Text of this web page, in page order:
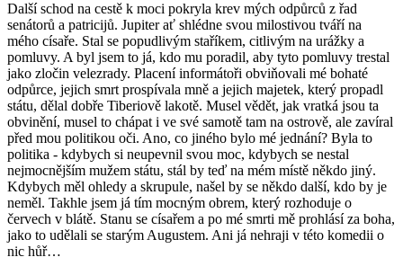
Další schod na cestě k moci pokryla krev mých odpůrců z řad
senátorů a patricijů. Jupiter ať shlédne svou milostivou tváří na
mého císaře. Stal se popudlivým staříkem, citlivým na urážky a
pomluvy. A byl jsem to já, kdo mu poradil, aby tyto pomluvy trestal
jako zločin velezrady. Placení informátoři obviňovali mé bohaté
odpůrce, jejich smrt prospívala mně a jejich majetek, který propadl
státu, dělal dobře Tiberiově lakotě. Musel vědět, jak vratká jsou ta
obvinění, musel to chápat i ve své samotě tam na ostrově, ale zavíral
před mou politikou oči. Ano, co jiného bylo mé jednání? Byla to
politika - kdybych si neupevnil svou moc, kdybych se nestal
nejmocnějším mužem státu, stál by teď na mém místě někdo jiný.
Kdybych měl ohledy a skrupule, našel by se někdo další, kdo by je
neměl. Takhle jsem já tím mocným obrem, který rozhoduje o
červech v blátě. Stanu se císařem a po mé smrti mě prohlásí za boha,
jako to udělali se starým Augustem. Ani já nehraji v této komedii o
nic hůř…